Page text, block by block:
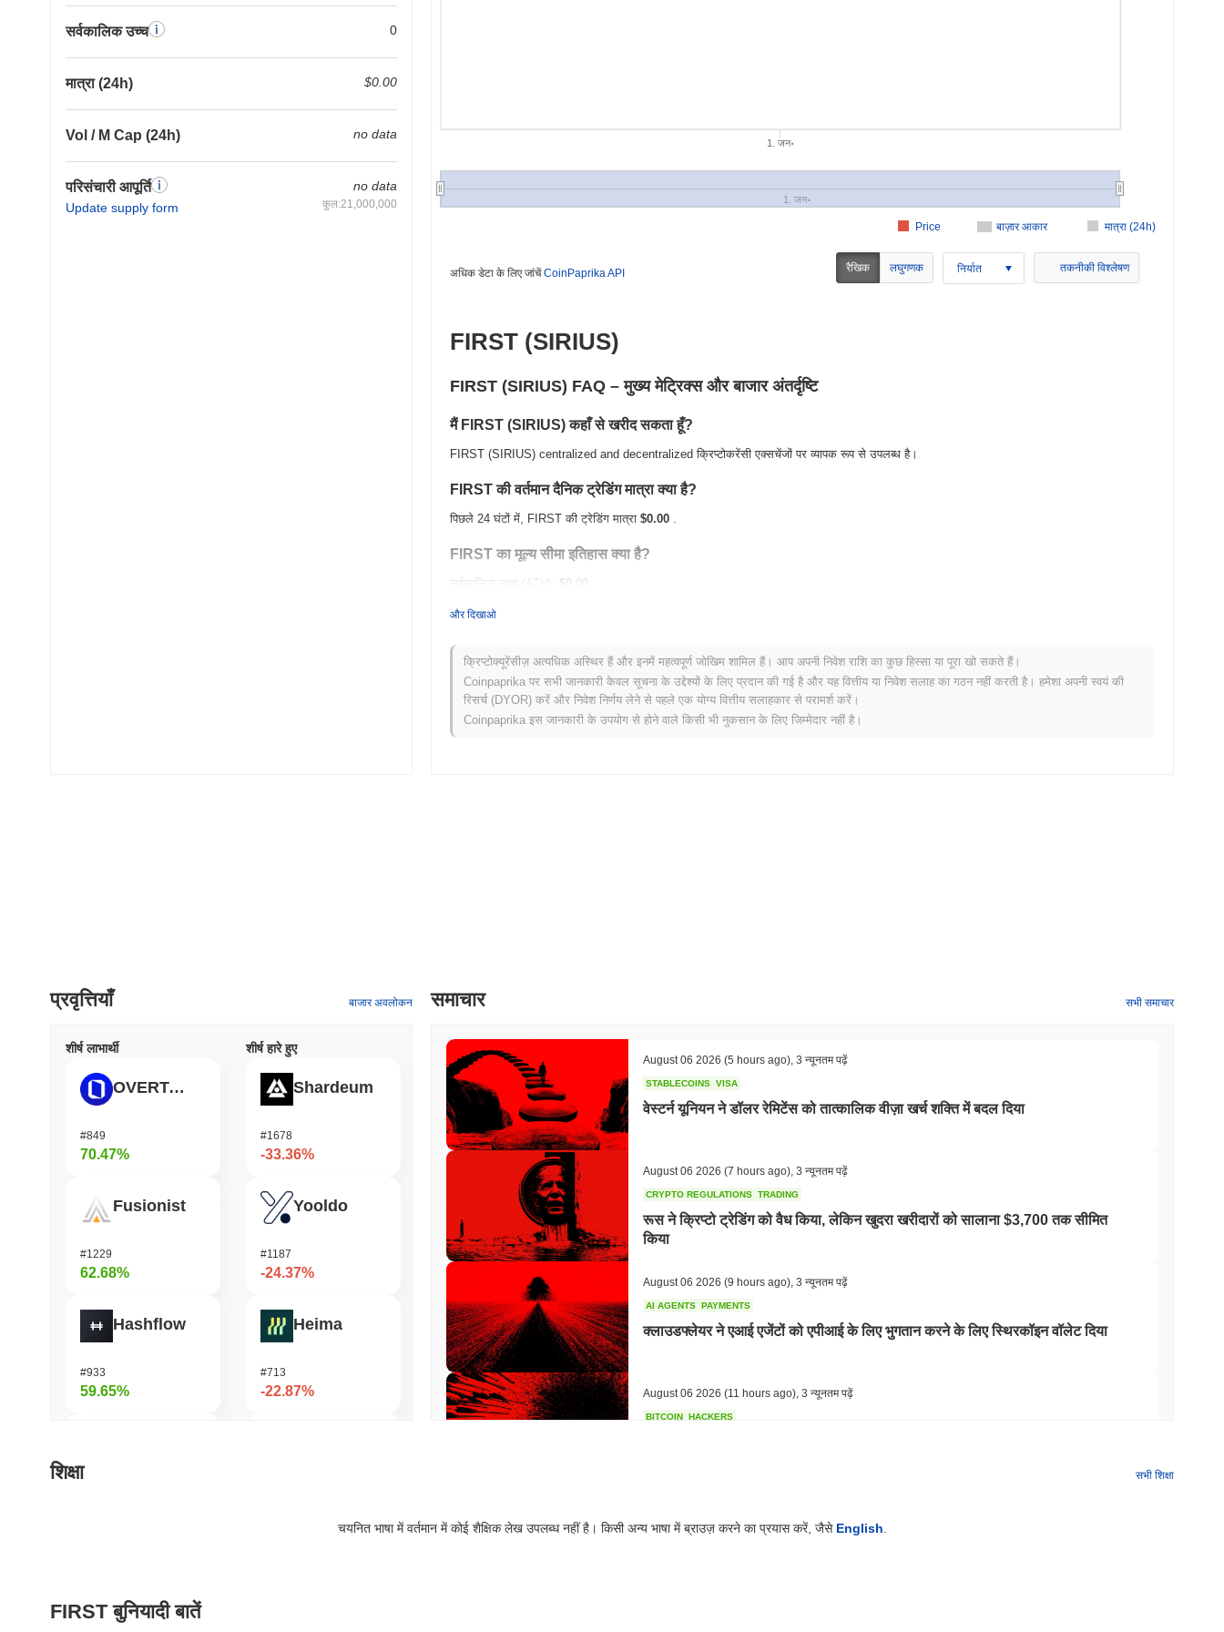
सर्वकालिक उच्च 0
मात्रा (24h) $0.00
Vol / M Cap (24h) no data
परिसंचारी आपूर्ति
Update supply form
no data
कुल:21,000,000
बाज़ार आकार मात्रा (24h)
Price
1. जन॰
1. जन॰
अधिक डेटा के लिए जांचेंCoinPaprika API रैखिक लघुगणक निर्यात तकनीकी विश्लेषण
FIRST (SIRIUS)
FIRST (SIRIUS) FAQ – मुख्य मेट्रिक्स और बाजार अंतर्दृष्टि
मैं FIRST (SIRIUS) कहाँ से खरीद सकता हूँ?
FIRST (SIRIUS) centralized and decentralized क्रिप्टोकरेंसी एक्सचेंजों पर व्यापक रूप से उपलब्ध है।
FIRST की वर्तमान दैनिक ट्रेडिंग मात्रा क्या है?
पिछले 24 घंटों में, FIRST की ट्रेडिंग मात्रा $0.00 .
FIRST का मूल्य सीमा इतिहास क्या है?
सर्वकालिक उच्च (ATH):
$0.00
व्यापक क्रिप्टो बाजार की तुलना में FIRST कैसा प्रदर्शन कर रहा है?
पिछले 7 दिनों में, FIRST ने 0.00%बढ़ा, समग्र क्रिप्टो बाजार जिसने0.65%की गिरावट दर्ज की से बेहतर प्रदर्शन किया। यह व्यापक बाजार गति के सापेक्ष SIRIUS
की मूल्य कार्रवाई में मजबूत प्रदर्शन का संकेत देता है।
और दिखाओ
क्रिप्टोक्यूरेंसीज़ अत्यधिक अस्थिर हैं और इनमें महत्वपूर्ण जोखिम शामिल हैं। आप अपनी निवेश राशि का कुछ हिस्सा या पूरा खो सकते हैं।
Coinpaprika पर सभी जानकारी केवल सूचना के उद्देश्यों के लिए प्रदान की गई है और यह वित्तीय या निवेश सलाह का गठन नहीं करती है। हमेशा अपनी स्वयं की
रिसर्च (DYOR) करें और निवेश निर्णय लेने से पहले एक योग्य वित्तीय सलाहकार से परामर्श करें।
Coinpaprika इस जानकारी के उपयोग से होने वाले किसी भी नुकसान के लिए जिम्मेदार नहीं है।
प्रवृत्तियाँ बाजार अवलोकन
शीर्ष लाभार्थी
OVERTAKE
#849
70.47%
Fusionist
#1229
62.68%
Hashflow
#933
59.65%
#235
47.59%
शीर्ष हारे हुए
Shardeum
#1678
-33.36%
Yooldo
#1187
-24.37%
Heima
#713
-22.87%
समाचार सभी समाचार
August 06 2026 (5 hours ago) 3 न्यूनतम पढ़ें
STABLECOINS VISA
वेस्टर्न यूनियन ने डॉलर रेमिटेंस को तात्कालिक वीज़ा खर्च शक्ति में बदल दिया
August 06 2026 (7 hours ago) 3 न्यूनतम पढ़ें
CRYPTO REGULATIONS TRADING
रूस ने क्रिप्टो ट्रेडिंग को वैध किया, लेकिन खुदरा खरीदारों को सालाना $3,700 तक सीमित
किया
August 06 2026 (9 hours ago) 3 न्यूनतम पढ़ें
AI AGENTS PAYMENTS
क्लाउडफ्लेयर ने एआई एजेंटों को एपीआई के लिए भुगतान करने के लिए स्थिरकॉइन वॉलेट दिया
August 06 2026 (11 hours ago) 3 न्यूनतम पढ़ें
BITCOIN HACKERS
CIRCLE TOKENIZATION
शिक्षा सभी शिक्षा
चयनित भाषा में वर्तमान में कोई शैक्षिक लेख उपलब्ध नहीं है। किसी अन्य भाषा में ब्राउज़ करने का प्रयास करें, जैसे English
FIRST बुनियादी बातें